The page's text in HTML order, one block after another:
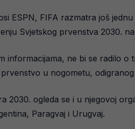
ESPN, FIFA razmatra još
Svjetskog prvenstva 2030.
informacijama, ne bi se radilo
u nogometu,
2030. ogleda se i u njegovoj
Paragvaj i Urugvaj.